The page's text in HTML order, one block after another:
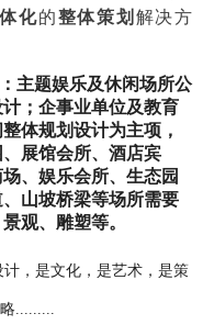
化的整体策划 解决方
主题娱乐及休闲场所公
；企事业单位及教育
体规划设计为主项，
展馆会所、酒店宾
、娱乐会所、生态园
山坡桥梁等场所需要
观、雕塑等。
，是文化，是艺术，是策
略.........